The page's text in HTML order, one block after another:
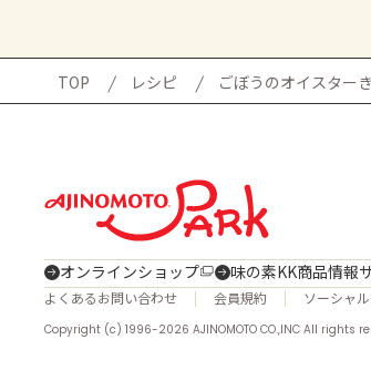
TOP レシピ ごぼうのオイスター
オンラインショップ 味の素KK商品情報
よくあるお問い合わせ 会員規約 ソーシャ
Copyright (c) 1996-2026 AJINOMOTO CO.,INC All rights